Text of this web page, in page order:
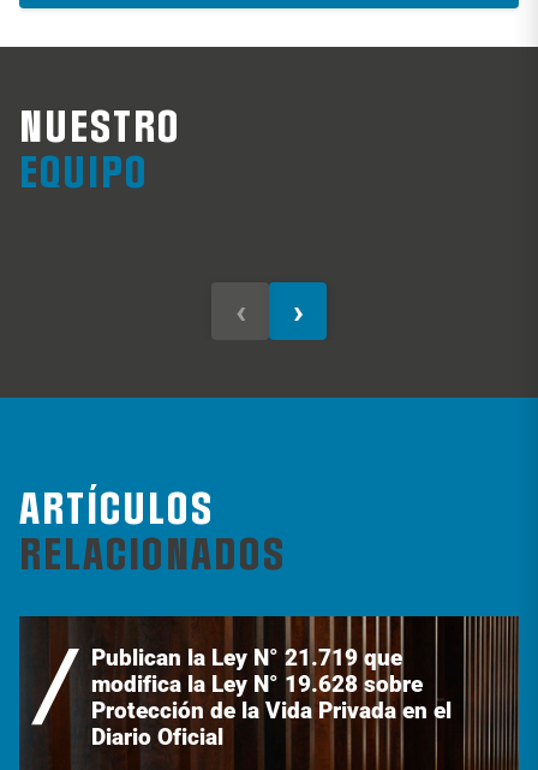
NUESTRO
EQUIPO
Guillermo Carey
‹ ›
ARTÍCULOS
RELACIONADOS
Publican la Ley N° 21.719 que
modifica la Ley N° 19.628 sobre
Protección de la Vida Privada en el
Diario Oficial